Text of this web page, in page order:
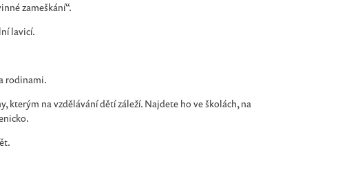
zameškání“.
lavicí.
rodinami.
kterým na vzdělávání dětí záleží. Najdete ho ve školách, na